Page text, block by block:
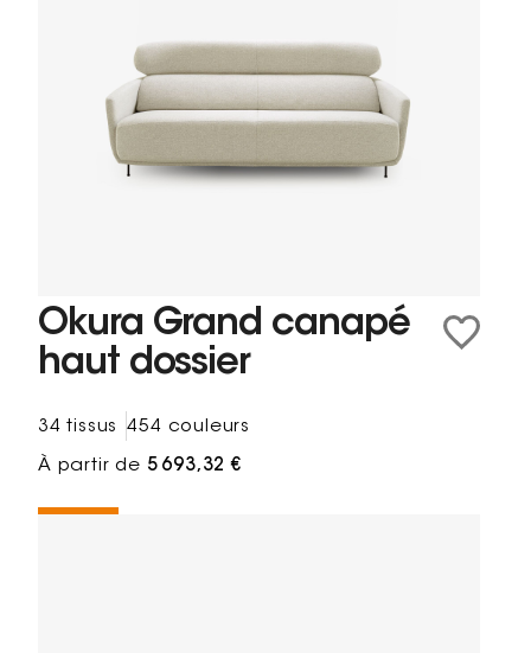
Okura Grand canapé
haut dossier
34 tissus 454 couleurs
À partir de 5 693,32 €